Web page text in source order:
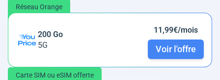
Réseau Orange
200 Go
5G
11,99€/mois
Voir l'offre
Carte SIM ou eSIM offerte